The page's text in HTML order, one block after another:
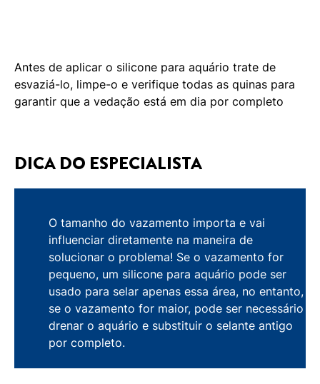
Antes de aplicar o silicone para aquário trate de
esvaziá-lo, limpe-o e verifique todas as quinas para
garantir que a vedação está em dia por completo
DICA DO ESPECIALISTA
O tamanho do vazamento importa e vai
influenciar diretamente na maneira de
solucionar o problema! Se o vazamento for
pequeno, um silicone para aquário pode ser
usado para selar apenas essa área, no entanto,
se o vazamento for maior, pode ser necessário
drenar o aquário e substituir o selante antigo
por completo.